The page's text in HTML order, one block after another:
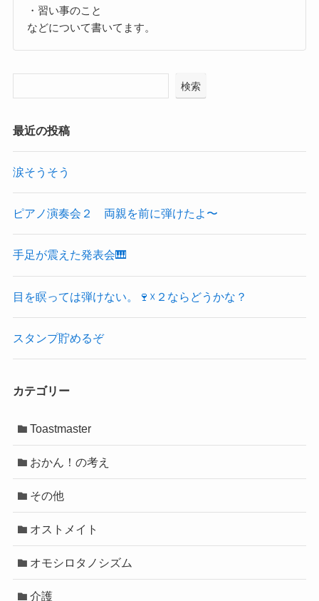
・習い事のこと
などについて書いてます。
検索
最近の投稿
涙そうそう
ピアノ演奏会２ 両親を前に弾けたよ〜
手足が震えた発表会🎹
目を瞑っては弾けない。🍷☓２ならどうかな？
スタンプ貯めるぞ
カテゴリー
Toastmaster
おかん！の考え
その他
オストメイト
オモシロタノシズム
介護